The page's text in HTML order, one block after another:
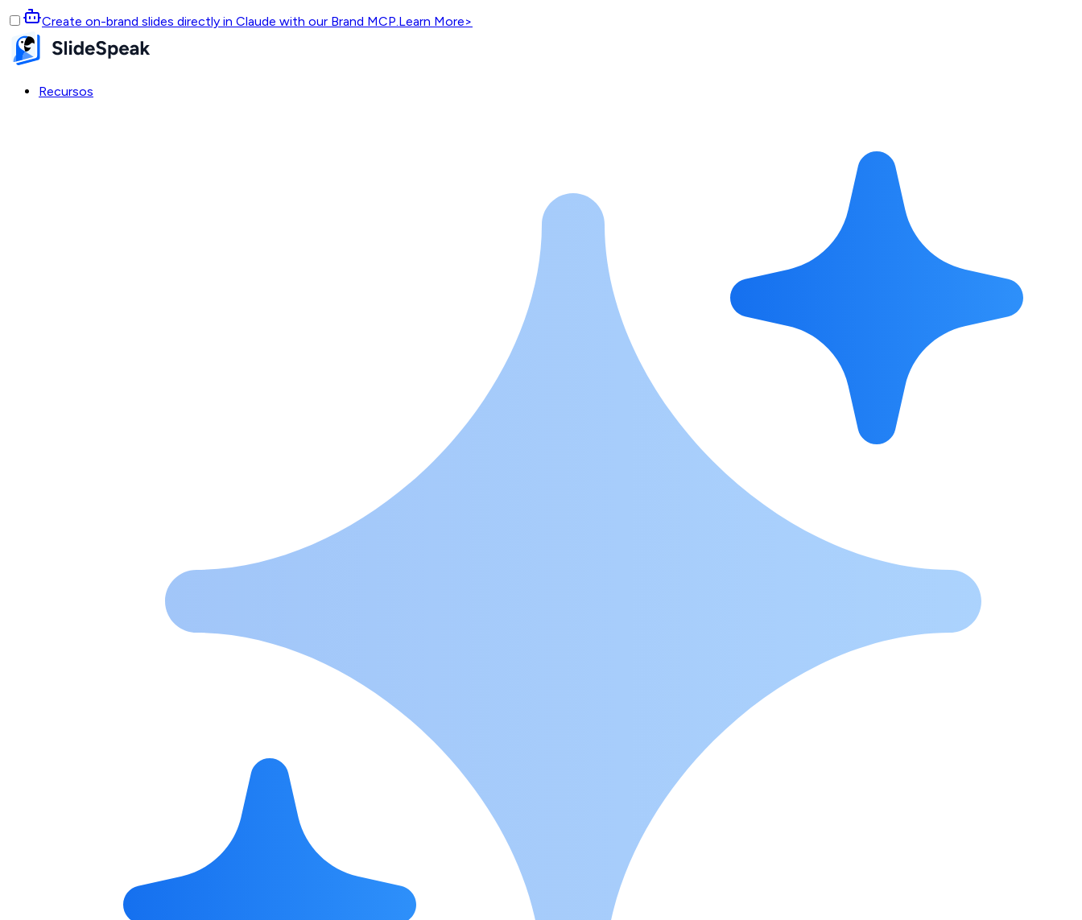
Create on-brand slides directly in Claude with our Brand MCP.Learn More>
Recursos